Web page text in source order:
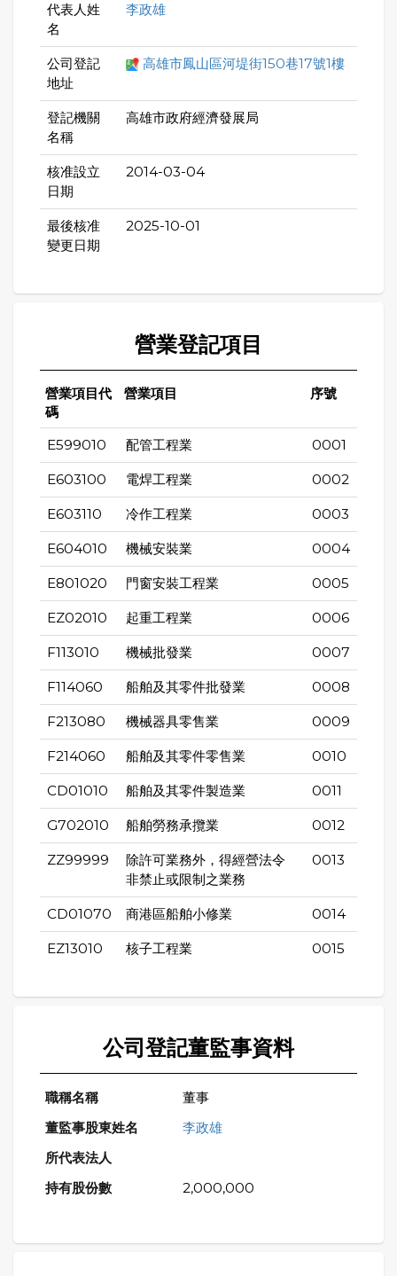
代表人姓
名
李政雄
公司登記
地址
高雄市鳳山區河堤街150巷17號1樓
登記機關
名稱
高雄市政府經濟發展局
核准設立
日期
2014-03-04
最後核准
變更日期
2025-10-01
營業登記項目
營業項目代
碼
營業項目 序號
E599010 配管工程業 0001
E603100 電焊工程業 0002
E603110 冷作工程業 0003
E604010 機械安裝業 0004
E801020 門窗安裝工程業 0005
EZ02010 起重工程業 0006
F113010 機械批發業 0007
F114060 船舶及其零件批發業 0008
F213080 機械器具零售業 0009
F214060 船舶及其零件零售業 0010
CD01010 船舶及其零件製造業 0011
G702010 船舶勞務承攬業 0012
ZZ99999
除許可業務外，得經營法令
非禁止或限制之業務
0013
CD01070 商港區船舶小修業 0014
EZ13010 核子工程業 0015
公司登記董監事資料
董事
李政雄
2,000,000